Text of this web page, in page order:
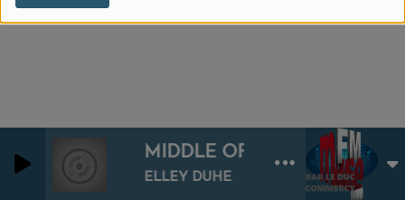
MIDDLE OF THE NIGHT
ELLEY DUHE
0 0